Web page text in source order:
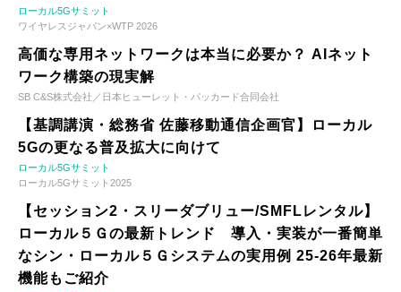
ローカル5Gサミット
ワイヤレスジャパン×WTP 2026
高価な専用ネットワークは本当に必要か？ AIネット
ワーク構築の現実解
SB C&S株式会社／日本ヒューレット・パッカード合同会社
【基調講演・総務省 佐藤移動通信企画官】ローカル
5Gの更なる普及拡大に向けて
ローカル5Gサミット
ローカル5Gサミット2025
【セッション2・スリーダブリュー/SMFLレンタル】
ローカル５Ｇの最新トレンド 導入・実装が一番簡単
なシン・ローカル５Ｇシステムの実用例 25-26年最新
機能もご紹介